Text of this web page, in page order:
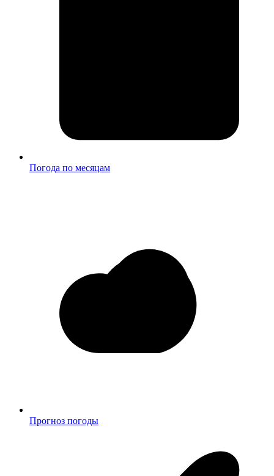
Погода по месяцам
Прогноз погоды